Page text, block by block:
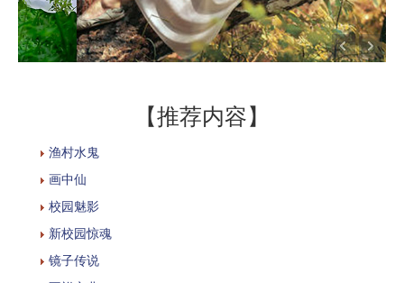
【推荐内容】
渔村水鬼
画中仙
校园魅影
新校园惊魂
镜子传说